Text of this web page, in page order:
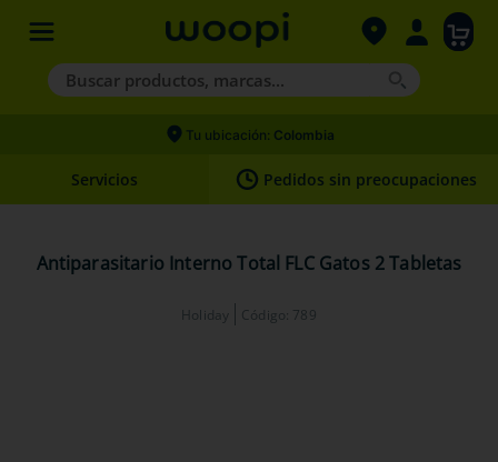
Buscar productos, marcas...
Términos más buscados
2.
hills
Tu ubicación: Colombia
Servicios Pedidos sin preocupaciones
Antiparasitario Interno Total FLC Gatos 2 Tabletas
Holiday Código: 789